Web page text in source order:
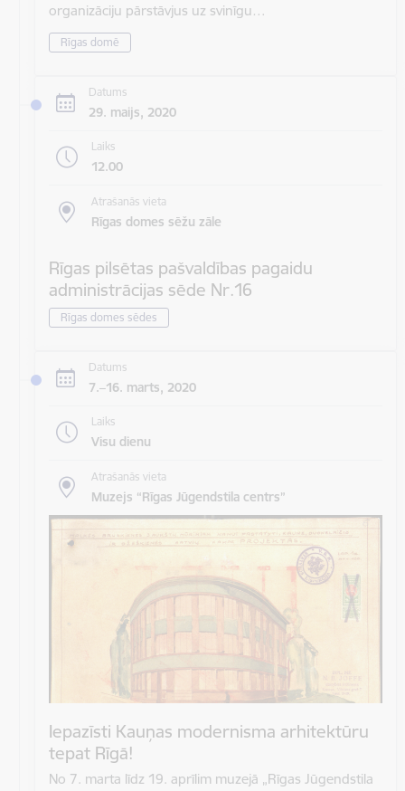
organizāciju pārstāvjus uz svinīgu…
Rīgas domē
Datums
29. maijs, 2020
Laiks
12.00
Atrašanās vieta
Rīgas domes sēžu zāle
Rīgas pilsētas pašvaldības pagaidu
administrācijas sēde Nr.16
Rīgas domes sēdes
Datums
7.–16. marts, 2020
Laiks
Visu dienu
Atrašanās vieta
Muzejs “Rīgas Jūgendstila centrs”
Iepazīsti Kauņas modernisma arhitektūru
tepat Rīgā!
No 7. marta līdz 19. aprīlim muzejā „Rīgas Jūgendstila